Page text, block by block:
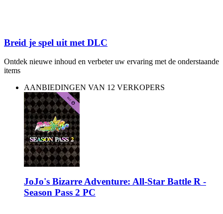
Breid je spel uit met DLC
Ontdek nieuwe inhoud en verbeter uw ervaring met de onderstaande
items
AANBIEDINGEN VAN 12 VERKOPERS
JoJo's Bizarre Adventure: All-Star Battle R -
Season Pass 2 PC